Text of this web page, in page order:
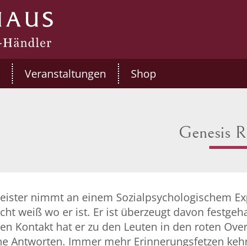
Veranstaltungen Shop
Genesis
nimmt an einem Sozialpsychologischem
weiß wo er ist. Er ist überzeugt davon
Kontakt hat er zu den Leuten in den roten
Antworten. Immer mehr Erinnerungsfetzen